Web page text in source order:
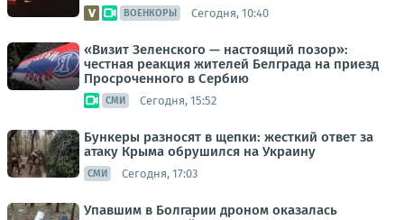
ВОЕНКОРЫ Сегодня, 10:40
«Визит Зеленского — настоящий позор»:
честная реакция жителей Белграда на приезд
Просроченного в Сербию
СМИ Сегодня, 15:52
Бункеры разносят в щепки: жесткий ответ за
атаку Крыма обрушился на Украину
СМИ Сегодня, 17:03
Упавшим в Болгарии дроном оказалась